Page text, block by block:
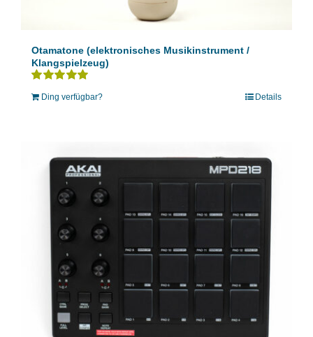
Otamatone (elektronisches Musikinstrument /
Klangspielzeug)
Bewertet
mit5.00von 5
Ding verfügbar? Details